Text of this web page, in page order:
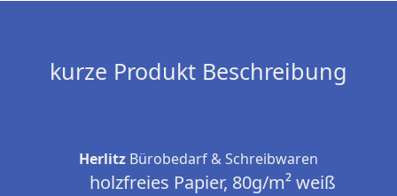
kurze Produkt Beschreibung
Herlitz Bürobedarf & Schreibwaren
holzfreies Papier, 80g/m² weiß